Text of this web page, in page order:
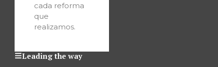
Leading the way
cada reforma
que
realizamos.